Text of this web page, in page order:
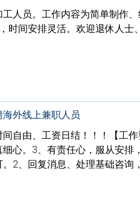
人员。工作内容为简单制作
时间安排灵活。欢迎退休人
外线上兼职人员
间自由、工资日结！！！【工
心。3、有责任心，服从安
。2、回复消息、处理基础咨